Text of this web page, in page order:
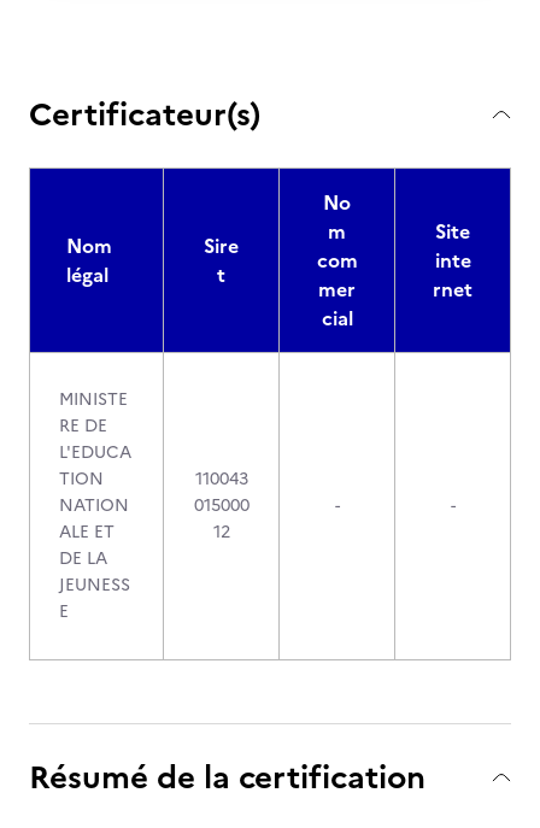
Certificateur(s)
Nom
légal
Sire
t
No
m
com
mer
cial
Site
inte
rnet
MINISTE
RE DE
L'EDUCA
TION
NATION
ALE ET
DE LA
JEUNESS
E
110043
015000
12
- -
Résumé de la certification